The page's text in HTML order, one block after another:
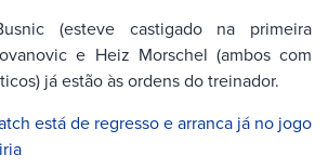
(esteve castigado na primeira
e Heiz Morschel (ambos com
já estão às ordens do treinador.
está de regresso e arranca já no jogo